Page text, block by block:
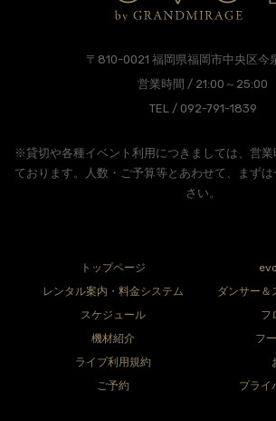
〒810-0021 福岡県福岡市中央区今
営業時間 / 21:00～25:00
TEL / 092-791-1839
※貸切や各種イベント利用につきましては、営業
ております。人数・ご予算等とあわせて、まず
さい。
トップページ
レンタル案内・料金システム
ダンサー＆
スケジュール
フ
機材紹介
フ
ライブ利用規約
ご予約
プライ